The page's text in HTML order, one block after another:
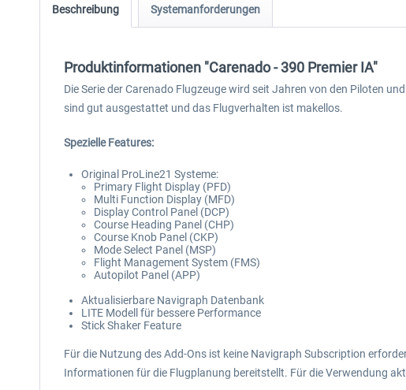
Beschreibung Systemanforderungen
Produktinformationen "Carenado - 390 Premier IA"
Die Serie der Carenado Flugzeuge wird seit Jahren von den Piloten
sind gut ausgestattet und das Flugverhalten ist makellos.
Spezielle Features:
Original ProLine21 Systeme:
Primary Flight Display (PFD)
Multi Function Display (MFD)
Display Control Panel (DCP)
Course Heading Panel (CHP)
Course Knob Panel (CKP)
Mode Select Panel (MSP)
Flight Management System (FMS)
Autopilot Panel (APP)
Aktualisierbare Navigraph Datenbank
LITE Modell für bessere Performance
Stick Shaker Feature
Für die Nutzung des Add-Ons ist keine Navigraph Subscription
Informationen für die Flugplanung bereitstellt. Für die Verwendung